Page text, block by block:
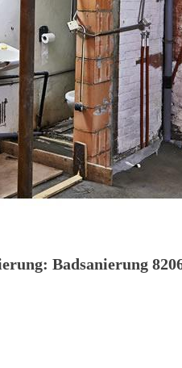
Badsanierung